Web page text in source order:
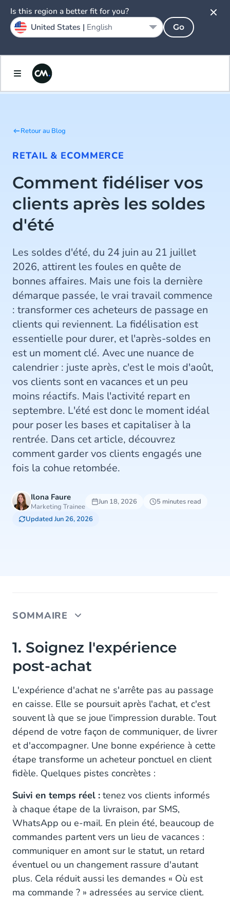
Retour au Blog
RETAIL & ECOMMERCE
Comment fidéliser vos
clients après les soldes
d'été
Les soldes d'été, du 24 juin au 21 juillet
2026, attirent les foules en quête de
bonnes affaires. Mais une fois la dernière
démarque passée, le vrai travail commence
: transformer ces acheteurs de passage en
clients qui reviennent. La fidélisation est
essentielle pour durer, et l'après-soldes en
est un moment clé. Avec une nuance de
calendrier : juste après, c'est le mois d'août,
vos clients sont en vacances et un peu
moins réactifs. Mais l'activité repart en
septembre. L'été est donc le moment idéal
pour poser les bases et capitaliser à la
rentrée. Dans cet article, découvrez
comment garder vos clients engagés une
fois la cohue retombée.
Ilona Faure
Marketing Trainee
Jun 18, 2026
5 minutes read
Updated Jun 26, 2026
SOMMAIRE
1. Soignez l'expérience post-achat
2. Créez des campagnes personnalisées
3. Misez sur les programmes de fidélité
4. Recueillez et exploitez les avis clients
5. Préparez la rentrée, votre prochain grand
rendez-vous
1. Soignez l'expérience
post-achat
L'expérience d'achat ne s'arrête pas au passage
en caisse. Elle se poursuit après l'achat, et c'est
souvent là que se joue l'impression durable. Tout
dépend de votre façon de communiquer, de livrer
et d'accompagner. Une bonne expérience à cette
étape transforme un acheteur ponctuel en client
fidèle. Quelques pistes concrètes :
Suivi en temps réel : tenez vos clients informés
à chaque étape de la livraison, par SMS,
WhatsApp ou e-mail. En plein été, beaucoup de
commandes partent vers un lieu de vacances :
communiquer en amont sur le statut, un retard
éventuel ou un changement rassure d'autant
plus. Cela réduit aussi les demandes « Où est
ma commande ? » adressées au service client.
Is this region a better fit for you?
United States | English Go